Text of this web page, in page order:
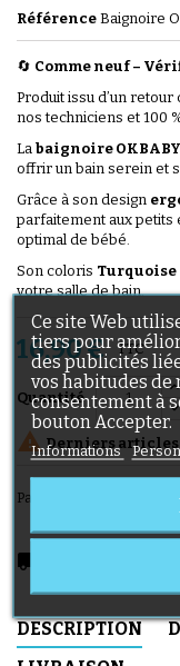
Référence Baignoire
🔄 Comme neuf –
Produit issu d’un
nos techniciens et 100
La baignoire OKBABY
offrir un bain serein et
Grâce à son design
parfaitement aux petits
optimal de bébé.
Son coloris Turquoise
votre salle de bain.
16,90 € TTC
Quantité
 Derniers articles
Partager
local_shipping Livraison prévue
DESCRIPTION
Ce site Web
tiers pour
des publicités
vos habitudes de
consentement à
bouton Accepter.
Informations